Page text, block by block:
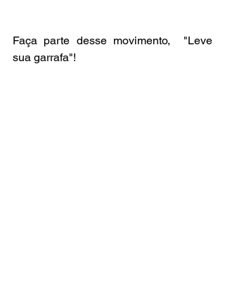
Faça parte desse movimento,  "Leve
sua garrafa"!